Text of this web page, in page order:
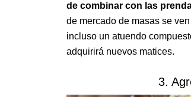
de combinar con las
de mercado de masas se
incluso un atuendo
adquirirá nuevos matices.
3.